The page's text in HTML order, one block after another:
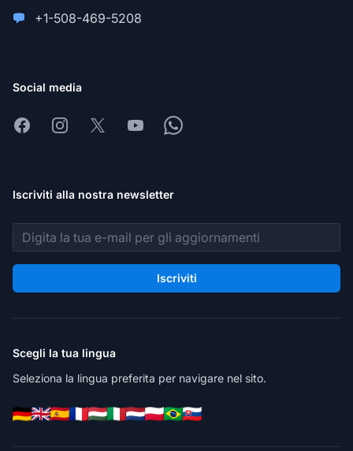
+1-508-469-5208
Social media
FacebookInstagram
X YoutubeWhatsapp
Iscriviti alla nostra newsletter
Indirizzo email
Iscriviti
Scegli la tua lingua
Seleziona la lingua preferita per navigare nel sito.